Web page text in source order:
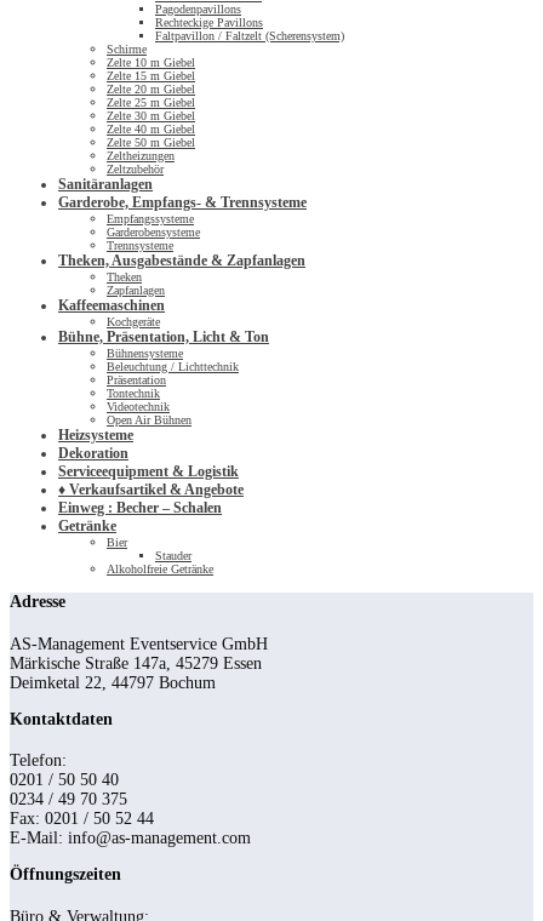
Pagodenpavillons
Rechteckige Pavillons
Faltpavillon / Faltzelt (Scherensystem)
Schirme
Zelte 10 m Giebel
Zelte 15 m Giebel
Zelte 20 m Giebel
Zelte 25 m Giebel
Zelte 30 m Giebel
Zelte 40 m Giebel
Zelte 50 m Giebel
Zeltheizungen
Zeltzubehör
Sanitäranlagen
Garderobe, Empfangs- & Trennsysteme
Empfangssysteme
Garderobensysteme
Trennsysteme
Theken, Ausgabestände & Zapfanlagen
Theken
Zapfanlagen
Kaffeemaschinen
Kochgeräte
Bühne, Präsentation, Licht & Ton
Bühnensysteme
Beleuchtung / Lichttechnik
Präsentation
Tontechnik
Videotechnik
Open Air Bühnen
Heizsysteme
Dekoration
Serviceequipment & Logistik
♦ Verkaufsartikel & Angebote
Einweg : Becher – Schalen
Getränke
Bier
Stauder
Alkoholfreie Getränke
Adresse
AS-Management Eventservice GmbH
Märkische Straße 147a, 45279 Essen
Deimketal 22, 44797 Bochum
Kontaktdaten
Telefon:
0201 / 50 50 40
0234 / 49 70 375
Fax: 0201 / 50 52 44
E-Mail: info@as-management.com
Öffnungszeiten
Büro & Verwaltung: